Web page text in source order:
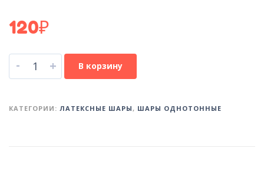
120₽
- + В корзину
КАТЕГОРИИ: ЛАТЕКСНЫЕ ШАРЫ, ШАРЫ ОДНОТОННЫЕ